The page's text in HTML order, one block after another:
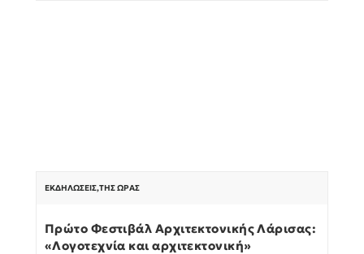
ΕΚΔΗΛΏΣΕΙΣ,ΤΗΣ ΏΡΑΣ
Πρώτο Φεστιβάλ Αρχιτεκτονικής Λάρισας:
«Λογοτεχνία και αρχιτεκτονική»